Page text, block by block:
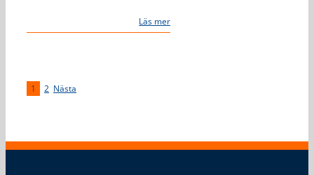
Läs mer
1 2 Nästa